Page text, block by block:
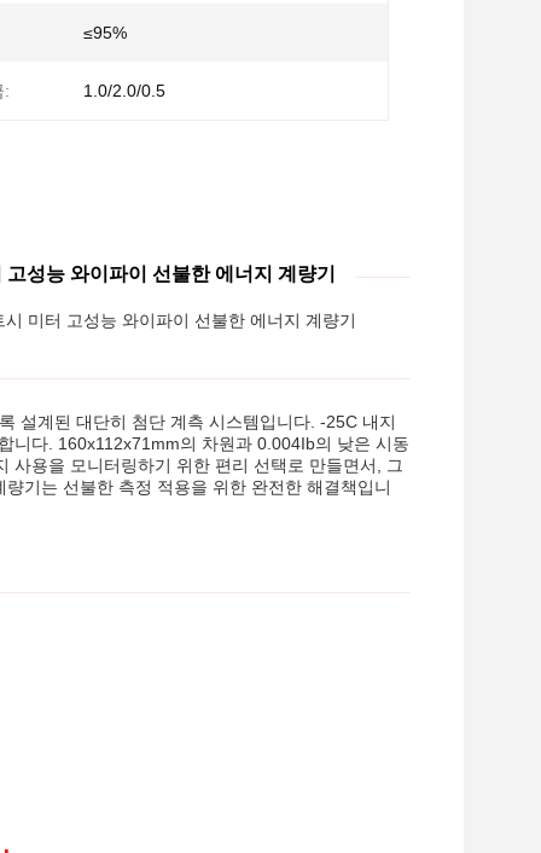
≤95%
: 1.0/2.0/0.5
성능 와이파이 선불한 에너지 계량기
미터 고성능 와이파이 선불한 에너지 계량기
설계된 대단히 첨단 계측 시스템입니다. -25C 내지
니다. 160x112x71mm의 차원과 0.004Ib의 낮은 시동
사용을 모니터링하기 위한 편리 선택로 만들면서, 그
기는 선불한 측정 적용을 위한 완전한 해결책입니